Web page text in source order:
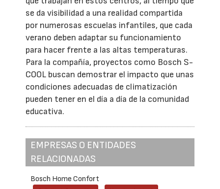
se da visibilidad a una realidad compartida
por numerosas escuelas infantiles, que cada
verano deben adaptar su funcionamiento
para hacer frente a las altas temperaturas.
Para la compañía, proyectos como Bosch S-
COOL buscan demostrar el impacto que unas
condiciones adecuadas de climatización
pueden tener en el día a día de la comunidad
educativa.
EMPRESAS O ENTIDADES
RELACIONADAS
Bosch Home Confort